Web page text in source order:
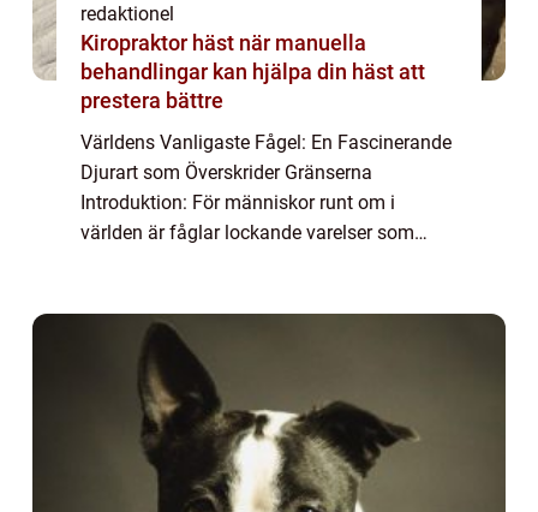
redaktionel
Kiropraktor häst när manuella
behandlingar kan hjälpa din häst att
prestera bättre
Världens Vanligaste Fågel: En Fascinerande
Djurart som Överskrider Gränserna
Introduktion: För människor runt om i
världen är fåglar lockande varelser som
den här artik...